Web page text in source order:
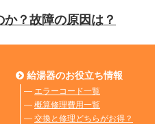
？故障の原因は？
給湯器のお役立ち情報
― エラーコード一覧
― 概算修理費用一覧
― 交換と修理どちらがお得？